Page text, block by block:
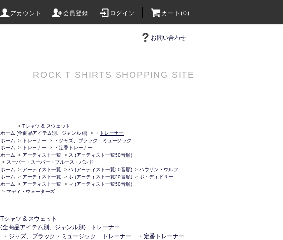
アカウント 会員登録 ログイン カート(0)
お問い合わせ
ROCK T SHIRTS SHOPPING SITE
ホーム
> Tシャツ & スウェット
(全商品アイテム別、ジャンル別) > ・
トレーナー
ホーム
> トレーナー >
・ジャズ、ブラック・ミュージック
ホーム
> トレーナー >
・定番トレーナー
ホーム
> アーティスト一覧 > ス (アーティスト一覧50音順)
> スーパー・スーパー・ブルース・バンド
ホーム
> アーティスト一覧 > ハ (アーティスト一覧50音順) > ハウリン・ウルフ
ホーム
> アーティスト一覧 > ホ (アーティスト一覧50音順) > ボ・ディドリー
ホーム
> アーティスト一覧 > マ (アーティスト一覧50音順)
> マディ・ウォーターズ
Tシャツ & スウェット
(全商品アイテム別、ジャンル別)
トレーナー
・ジャズ、ブラック・ミュージック
トレーナー
・定番トレーナー